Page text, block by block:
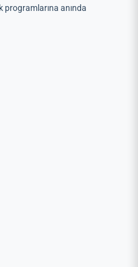
programlarına anında